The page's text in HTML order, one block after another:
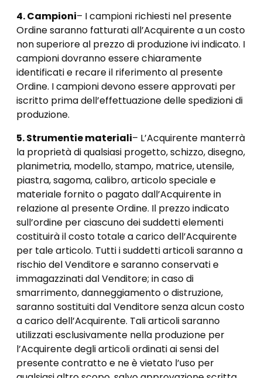
4. Campioni– I campioni richiesti nel presente
Ordine saranno fatturati all’Acquirente a un costo
non superiore al prezzo di produzione ivi indicato. I
campioni dovranno essere chiaramente
identificati e recare il riferimento al presente
Ordine. I campioni devono essere approvati per
iscritto prima dell’effettuazione delle spedizioni di
produzione.
5. Strumentie materiali– L’Acquirente manterrà
la proprietà di qualsiasi progetto, schizzo, disegno,
planimetria, modello, stampo, matrice, utensile,
piastra, sagoma, calibro, articolo speciale e
materiale fornito o pagato dall’Acquirente in
relazione al presente Ordine. Il prezzo indicato
sull’ordine per ciascuno dei suddetti elementi
costituirà il costo totale a carico dell’Acquirente
per tale articolo. Tutti i suddetti articoli saranno a
rischio del Venditore e saranno conservati e
immagazzinati dal Venditore; in caso di
smarrimento, danneggiamento o distruzione,
saranno sostituiti dal Venditore senza alcun costo
a carico dell’Acquirente. Tali articoli saranno
utilizzati esclusivamente nella produzione per
l’Acquirente degli articoli ordinati ai sensi del
presente contratto e ne è vietato l’uso per